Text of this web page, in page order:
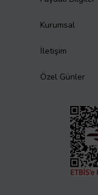
Kurumsal
İletişim
Özel Günler